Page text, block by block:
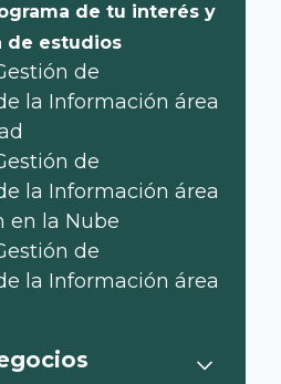
de tu interés y
de estudios
de
la Información área
de
la Información área
en la Nube
de
la Información área